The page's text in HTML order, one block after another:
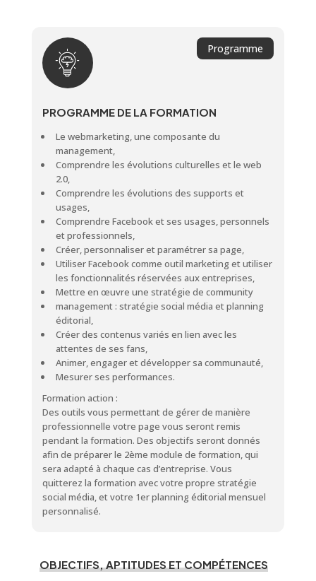
Programme
PROGRAMME DE LA FORMATION
Le webmarketing, une composante du
management,
Comprendre les évolutions culturelles et le web
2.0,
Comprendre les évolutions des supports et
usages,
Comprendre Facebook et ses usages, personnels
et professionnels,
Créer, personnaliser et paramétrer sa page,
Utiliser Facebook comme outil marketing et utiliser
les fonctionnalités réservées aux entreprises,
Mettre en œuvre une stratégie de community
management : stratégie social média et planning
éditorial,
Créer des contenus variés en lien avec les
attentes de ses fans,
Animer, engager et développer sa communauté,
Mesurer ses performances.
Formation action :
Des outils vous permettant de gérer de manière
professionnelle votre page vous seront remis
pendant la formation. Des objectifs seront donnés
afin de préparer le 2ème module de formation, qui
sera adapté à chaque cas d’entreprise. Vous
quitterez la formation avec votre propre stratégie
social média, et votre 1er planning éditorial mensuel
personnalisé.
OBJECTIFS, APTITUDES ET COMPÉTENCES